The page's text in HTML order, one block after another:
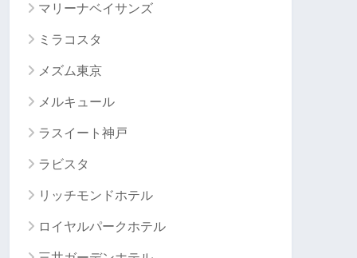
マリーナベイサンズ
ミラコスタ
メズム東京
メルキュール
ラスイート神戸
ラビスタ
リッチモンドホテル
ロイヤルパークホテル